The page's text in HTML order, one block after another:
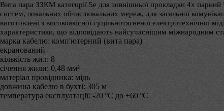
Вита пара ЗЗКМ категорії 5е для зовнішньої прокладки 4х
систем, локальних обчислювальних мереж, для загальної
виготовлені з високоякісної суцільнотягненої електротехнічної
характеристики, що відповідають найсучаснішим міжнародним
марка кабелю: комп'ютерний (вита пара)
екранований
кількість жил: 8
січення жили: 0,48 мм²
матеріал провідника: мідь
довжина кабелю в бухті: 305 м
температура експлуатації: -20 ºС до +60 ºС